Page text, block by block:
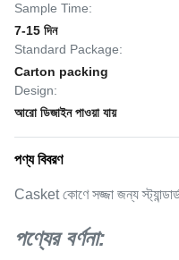
Sample Time:
7-15 দিন
Standard Package:
Carton packing
Design:
আরো ডিজাইন পাওয়া যায়
পণ্য বিবরণ
Casket কোণে সজ্জা জন্য
পণ্যের বর্ণনা: